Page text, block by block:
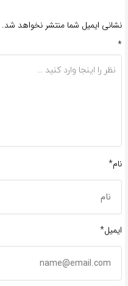
نشانی ایمیل شما منتشر نخواهد شد.
*
نام*
ایمیل*